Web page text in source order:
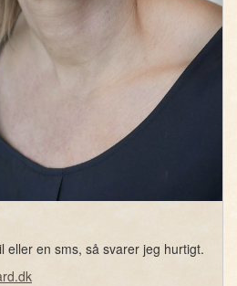
eller en sms, så svarer jeg hurtigt.